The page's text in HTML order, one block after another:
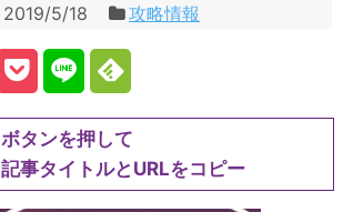
2019/5/18 攻略情報
ボタンを押して
記事タイトルとURLをコピー